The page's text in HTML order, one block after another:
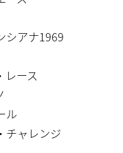
シアナ1969
レース
ル
チャレンジ